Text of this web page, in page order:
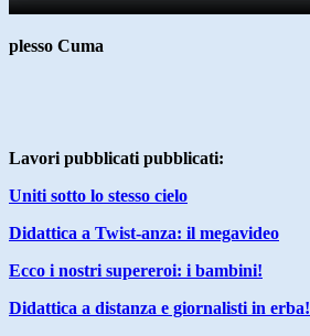
plesso Cuma
Lavori pubblicati pubblicati:
Uniti sotto lo stesso cielo
Didattica a Twist-anza: il megavideo
Ecco i nostri supereroi: i bambini!
Didattica a distanza e giornalisti in erba!